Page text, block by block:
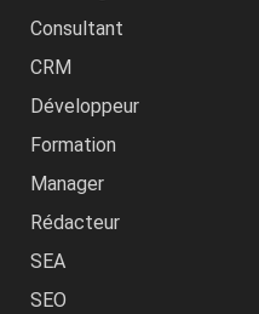
Consultant
CRM
Développeur
Formation
Manager
Rédacteur
SEA
SEO